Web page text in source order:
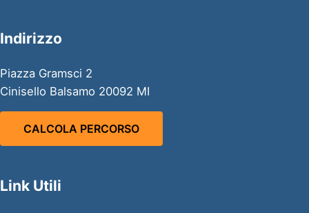
Indirizzo
Piazza Gramsci 2
Cinisello Balsamo 20092 MI
CALCOLA PERCORSO
Link Utili